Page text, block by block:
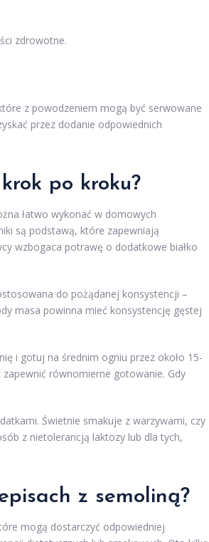
zdrowotne.
z powodzeniem mogą być serwowane
przez dodanie odpowiednich
po kroku?
łatwo wykonać w domowych
są podstawą, które zapewniają
wzbogaca potrawę o dodatkowe białko
do pożądanej konsystencji –
masa powinna mieć konsystencję gęstej
i gotuj na średnim ogniu przez około 15-
równomierne gotowanie. Gdy
Świetnie smakuje z warzywami, czy
z nietolerancją laktozy lub dla tych,
z semoliną?
mogą dostarczyć odpowiedniej